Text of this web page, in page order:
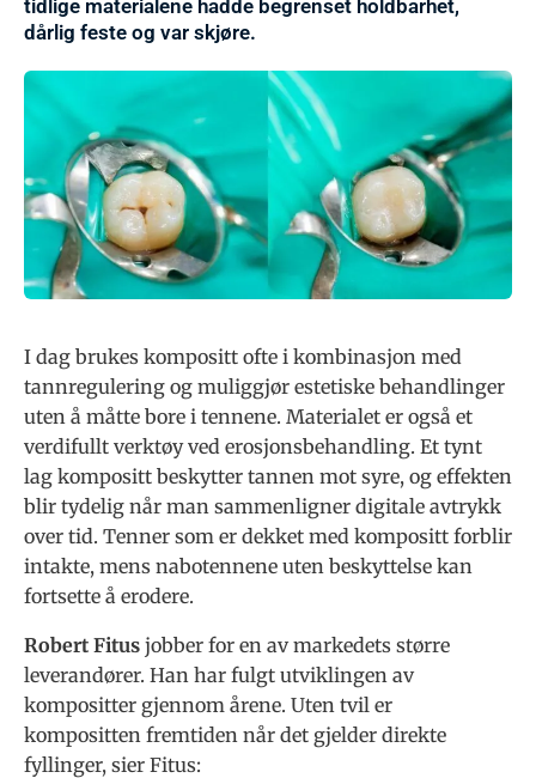
tidlige materialene hadde begrenset holdbarhet,
dårlig feste og var skjøre.
I dag brukes kompositt ofte i kombinasjon med
tannregulering og muliggjør estetiske behandlinger
uten å måtte bore i tennene. Materialet er også et
verdifullt verktøy ved erosjonsbehandling. Et tynt
lag kompositt beskytter tannen mot syre, og effekten
blir tydelig når man sammenligner digitale avtrykk
over tid. Tenner som er dekket med kompositt forblir
intakte, mens nabotennene uten beskyttelse kan
fortsette å erodere.
Robert Fitus jobber for en av markedets større
leverandører. Han har fulgt utviklingen av
kompositter gjennom årene. Uten tvil er
kompositten fremtiden når det gjelder direkte
fyllinger, sier Fitus: